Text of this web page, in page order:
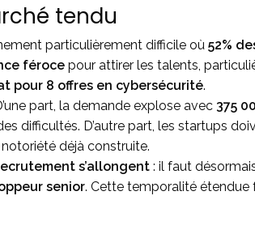
tendu
particulièrement difficile où 52%
féroce pour attirer les talents,
pour 8 offres en cybersécurité.
part, la demande explose avec 375
difficultés. D’autre part, les startups
déjà construite.
s’allongent : il faut
senior. Cette temporalité étendue